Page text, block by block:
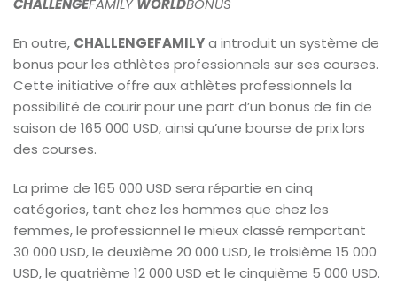
CHALLENGEFAMILYWORLDBONUS
En outre, CHALLENGEFAMILYa introduit un système de
bonus pour les athlètes professionnels sur ses courses.
Cette initiative offre aux athlètes professionnels la
possibilité de courir pour une part d’un bonus de fin de
saison de 165 000 USD, ainsi qu’une bourse de prix lors
des courses.
La prime de 165 000 USD sera répartie en cinq
catégories, tant chez les hommes que chez les
femmes, le professionnel le mieux classé remportant
30 000 USD, le deuxième 20 000 USD, le troisième 15 000
USD, le quatrième 12 000 USD et le cinquième 5 000 USD.